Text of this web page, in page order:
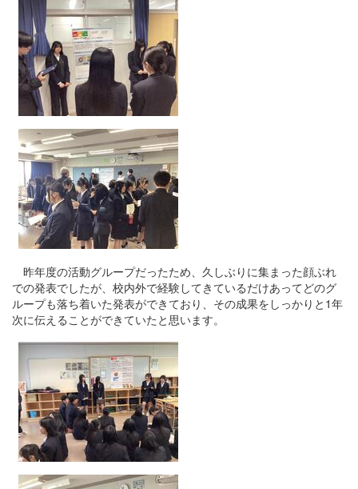
昨年度の活動グループだったため、久しぶりに集まった顔ぶれ
での発表でしたが、校内外で経験してきているだけあってどのグ
ループも落ち着いた発表ができており、その成果をしっかりと1年
次に伝えることができていたと思います。